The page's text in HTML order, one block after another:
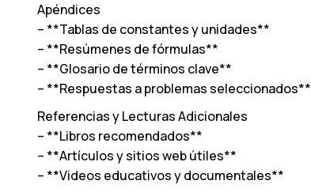
Apéndices
– **Tablas de constantes y unidades**
– **Resúmenes de fórmulas**
– **Glosario de términos clave**
– **Respuestas a problemas seleccionados**
Referencias y Lecturas Adicionales
– **Libros recomendados**
– **Artículos y sitios web útiles**
– **Videos educativos y documentales**